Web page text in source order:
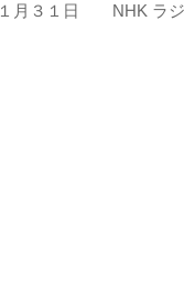
１月３１日 NHK ラ